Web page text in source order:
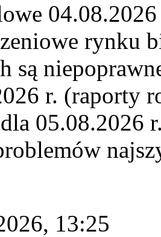
rynku
są
r. (raporty
05.08.2026
13:25